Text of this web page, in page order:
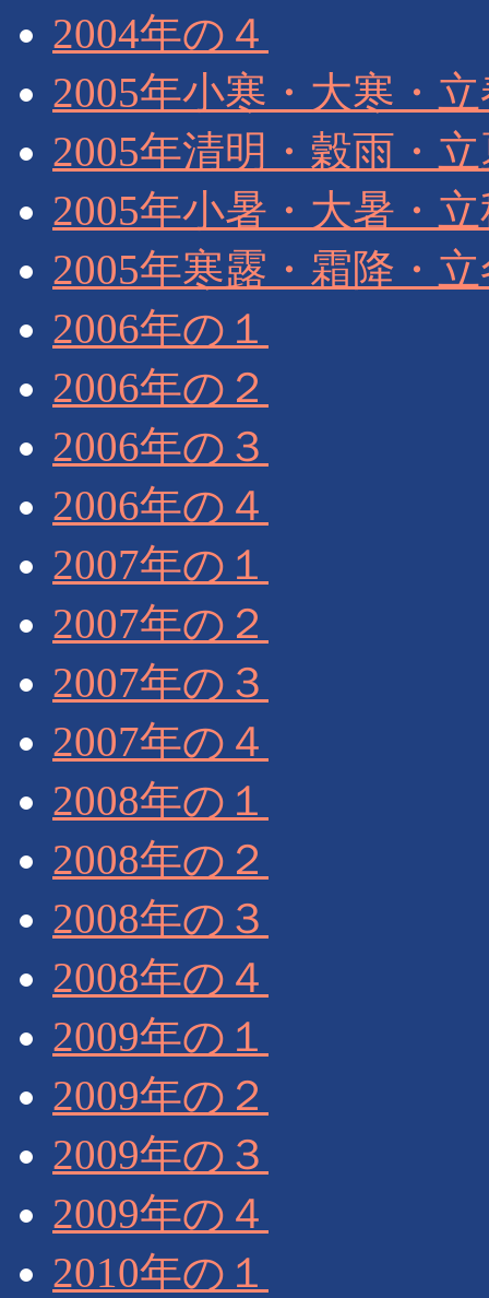
2004年の４
2005年小寒・大寒・
2005年清明・穀雨・
2005年小暑・大暑・
2005年寒露・霜降・
2006年の１
2006年の２
2006年の３
2006年の４
2007年の１
2007年の２
2007年の３
2007年の４
2008年の１
2008年の２
2008年の３
2008年の４
2009年の１
2009年の２
2009年の３
2009年の４
2010年の１